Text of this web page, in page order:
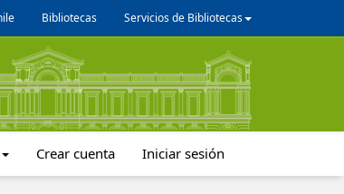
Bibliotecas Servicios de Bibliotecas
Crear cuenta Iniciar sesión